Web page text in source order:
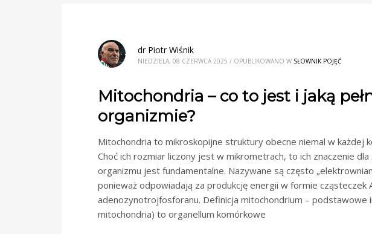
dr Piotr Wiśnik
NIEDZIELA, 08 CZERWCA 2025 / OPUBLIKOWANO W SŁOWNIK POJĘĆ
Mitochondria – co to jest i jaką
organizmie?
Mitochondria to mikroskopijne struktury obecne niemal w każdej
Choć ich rozmiar liczony jest w mikrometrach, to ich znaczenie dla
organizmu jest fundamentalne. Nazywane są często
ponieważ odpowiadają za produkcję energii w formie cząsteczek
adenozynotrojfosforanu. Definicja mitochondrium – podstawowe
mitochondria) to organellum komórkowe